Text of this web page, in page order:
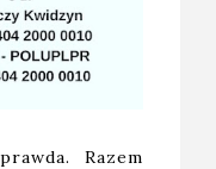
Razem